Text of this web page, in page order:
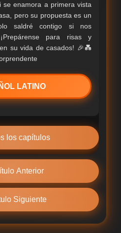
se enamora a primera vista
pero su propuesta es un
saldré contigo si nos
para risas y
su vida de casados! 🎉💑
LATINO
los capítulos
Anterior
Siguiente